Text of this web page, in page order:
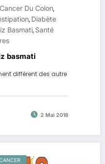
Cancer Du Colon,
, Diabète
Basmati, Santé
basmati
différent des autre
2 Mai 2018